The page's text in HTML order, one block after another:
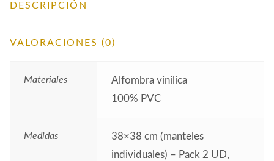
DESCRIPCIÓN
VALORACIONES (0)
Materiales
Alfombra vinílica
100% PVC
Medidas
38×38 cm (manteles
individuales) – Pack 2 UD,